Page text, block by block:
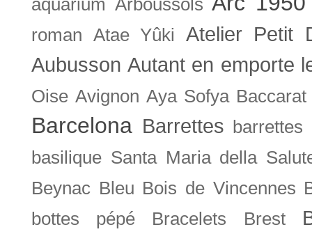
aquarium Arboussols
roman Atae Yûki
Atelier Petit
Aubusson Autant en emporte
Oise Avignon Aya Sofya Baccarat
Barcelona Barrettes
basilique Santa Maria della
Beynac Bleu Bois de Vincennes
bottes pépé
Bracelets Brest